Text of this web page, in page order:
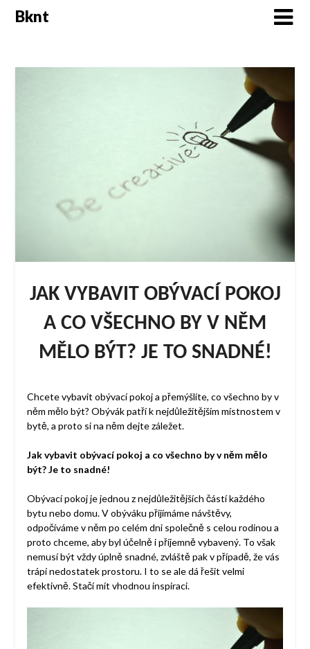
SkipBknt
JAK VYBAVIT OBÝVACÍ POKOJ
A CO VŠECHNO BY V NĚM
MĚLO BÝT? JE TO SNADNÉ!
Chcete vybavit obývací pokoj a přemýšlíte, co všechno by v
něm mělo být? Obývák patří k nejdůležitějším místnostem v
bytě, a proto si na něm dejte záležet.
Jak vybavit obývací pokoj a co všechno by v něm mělo
být? Je to snadné!
Obývací pokoj je jednou z nejdůležitějších částí každého
bytu nebo domu. V obýváku přijímáme návštěvy,
odpočíváme v něm po celém dni společně s celou rodinou a
proto chceme, aby byl účelně i příjemně vybavený. To však
nemusí být vždy úplně snadné, zvláště pak v případě, že vás
trápí nedostatek prostoru. I to se ale dá řešit velmi
efektivně. Stačí mít vhodnou inspiraci.